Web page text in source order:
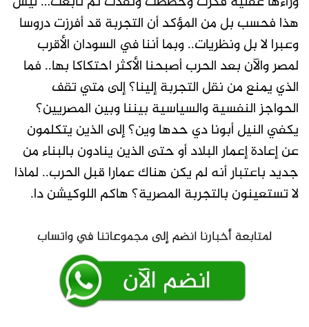
هذا فحسب بل من المؤكد أن التجربة قد أفرزت دروسا
وعبرا لا بل ونظريات.. وبما أننا في السودان الأقرب
لمصر والآن بعد الحرب أصبحنا الأكثر احتكاكا بها.. فما
الذي يمنع من نقل التجربة إلينا؟ إلى متي تقف
الحواجز النفسية والسياسية بيننا وبين المصريين؟
يكفي النيل أبونا دي حدها وين؟ إلى الذين يتكلمون
عن إعادة إعمار البلاد أو حتى الذين ينادون بالبناء من
جديد باعتبار أنه لم يكن هناك عمارا قبل الحرب.. لماذا
لا تستعينون بالتجربة المصرية؟ هاكم اللوكيشن دا.